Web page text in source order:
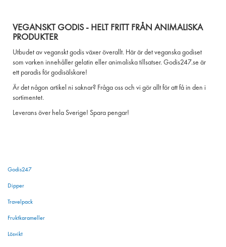
VEGANSKT GODIS - HELT FRITT FRÅN ANIMALISKA
PRODUKTER
Utbudet av veganskt godis växer överallt. Här är det veganska godiset
som varken innehåller gelatin eller animaliska tillsatser. Godis247.se är
ett paradis för godisälskare!
Är det någon artikel ni saknar? Fråga oss och vi gör allt för att få in den i
sortimentet.
Leverans över hela Sverige! Spara pengar!
Godis247
Dipper
Travelpack
Fruktkarameller
Lösvikt